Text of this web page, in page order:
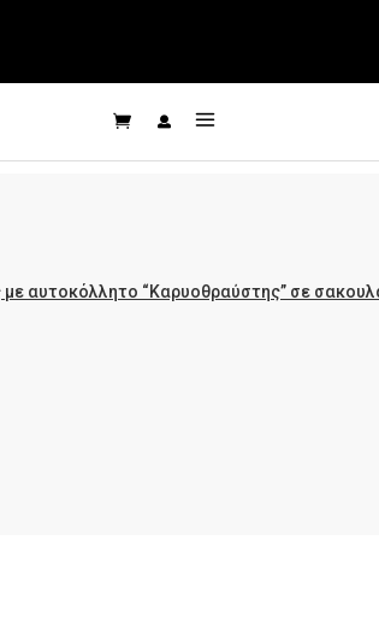
αυτοκόλλητο “Καρυοθραύστης” σε